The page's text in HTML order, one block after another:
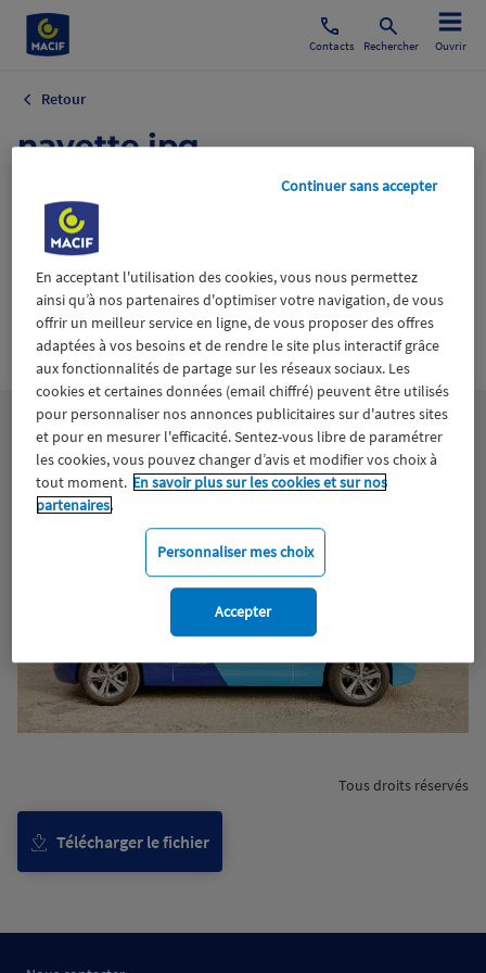
Contacts Rechercher Ouvrir
Retour
navette.jpg
Certifié avec Wiztrust
trusted
sources
Télécharger le fichier
Tous droits réservés
En acceptant l'utilisation des cookies, vous nous permettez
ainsi qu’à nos partenaires d'optimiser votre navigation, de vous
offrir un meilleur service en ligne, de vous proposer des offres
adaptées à vos besoins et de rendre le site plus interactif grâce
aux fonctionnalités de partage sur les réseaux sociaux. Les
cookies et certaines données (email chiffré) peuvent être utilisés
pour personnaliser nos annonces publicitaires sur d'autres sites
et pour en mesurer l'efficacité. Sentez-vous libre de paramétrer
les cookies, vous pouvez changer d’avis et modifier vos choix à
tout moment. En savoir plus sur les cookies et sur nos
partenaires.
Personnaliser mes choix
Continuer sans accepter
Accepter